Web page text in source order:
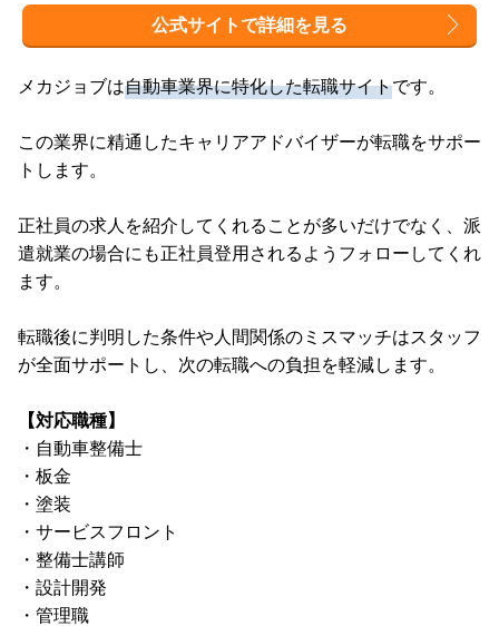
公式サイトで詳細を見る
メカジョブは自動車業界に特化した転職サイトです。
この業界に精通したキャリアアドバイザーが転職をサポー
トします。
正社員の求人を紹介してくれることが多いだけでなく、派
遣就業の場合にも正社員登用されるようフォローしてくれ
ます。
転職後に判明した条件や人間関係のミスマッチはスタッフ
が全面サポートし、次の転職への負担を軽減します。
【対応職種】
・自動車整備士
・板金
・塗装
・サービスフロント
・整備士講師
・設計開発
・管理職